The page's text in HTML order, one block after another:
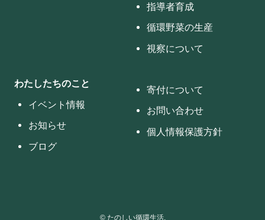
指導者育成
循環野菜の生産
視察について
わたしたちのこと
イベント情報
お知らせ
ブログ
寄付について
お問い合わせ
個人情報保護方針
©たのしい循環生活.